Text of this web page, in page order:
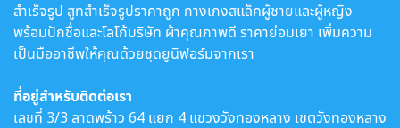
สำเร็จรูป สูทสำเร็จรูปราคาถูก กางเกงสแล็คผู้ชายและผู้หญิง
พร้อมปักชื่อและโลโก้บริษัท ผ้าคุณภาพดี ราคาย่อมเยา เพิ่มความ
เป็นมืออาชีพให้คุณด้วยชุดยูนิฟอร์มจากเรา
ที่อยู่สำหรับติดต่อเรา
เลขที่ 3/3 ลาดพร้าว 64 แยก 4 แขวงวังทองหลาง เขตวังทองหลาง